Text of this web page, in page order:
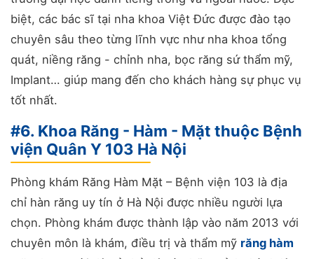
biệt, các bác sĩ tại nha khoa Việt Đức được đào tạo
chuyên sâu theo từng lĩnh vực như nha khoa tổng
quát, niềng răng - chỉnh nha, bọc răng sứ thẩm mỹ,
Implant… giúp mang đến cho khách hàng sự phục vụ
tốt nhất.
#6. Khoa Răng - Hàm - Mặt thuộc Bệnh
viện Quân Y 103 Hà Nội
Phòng khám Răng Hàm Mặt – Bệnh viện 103 là địa
chỉ hàn răng uy tín ở Hà Nội được nhiều người lựa
chọn. Phòng khám được thành lập vào năm 2013 với
chuyên môn là khám, điều trị và thẩm mỹ răng hàm